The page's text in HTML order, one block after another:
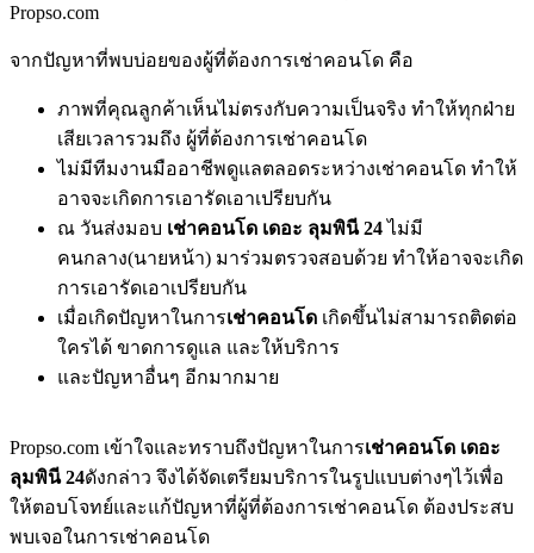
Propso.com
จากปัญหาที่พบบ่อยของผู้ที่ต้องการเช่าคอนโด คือ
ภาพที่คุณลูกค้าเห็นไม่ตรงกับความเป็นจริง ทำให้ทุกฝ่าย
เสียเวลารวมถึง ผู้ที่ต้องการเช่าคอนโด
ไม่มีทีมงานมืออาชีพดูแลตลอดระหว่างเช่าคอนโด ทำให้
อาจจะเกิดการเอารัดเอาเปรียบกัน
ณ วันส่งมอบ เช่าคอนโด เดอะ ลุมพินี 24ไม่มี
คนกลาง(นายหน้า) มาร่วมตรวจสอบด้วย ทำให้อาจจะเกิด
การเอารัดเอาเปรียบกัน
เมื่อเกิดปัญหาในการเช่าคอนโด เกิดขึ้นไม่สามารถติดต่อ
ใครได้ ขาดการดูแล และให้บริการ
และปัญหาอื่นๆ อีกมากมาย
Propso.com เข้าใจและทราบถึงปัญหาในการเช่าคอนโด เดอะ
ลุมพินี 24ดังกล่าว จึงได้จัดเตรียมบริการในรูปแบบต่างๆไว้เพื่อ
ให้ตอบโจทย์และแก้ปัญหาที่ผู้ที่ต้องการเช่าคอนโด ต้องประสบ
พบเจอในการเช่าคอนโด